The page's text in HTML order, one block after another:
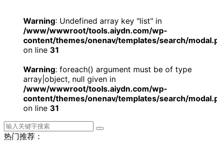
Warning: Undefined array key "list" in
/www/wwwroot/tools.aiydn.com/wp-
content/themes/onenav/templates/search/
on line 31
Warning: foreach() argument must be of type
array|object, null given in
/www/wwwroot/tools.aiydn.com/wp-
content/themes/onenav/templates/search/
on line 31
热门推荐：